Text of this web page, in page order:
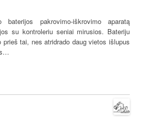
pakrovimo-iškrovimo aparatą
su kontroleriu seniai mirusios. Bateriju
tai, nes atridrado daug vietos išlupus